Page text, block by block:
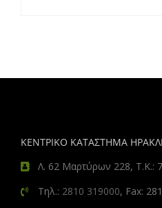
ΚΕΝΤΡΙΚΟ ΚΑΤΑΣΤΗΜΑ
Λ. 62 Μαρτύρων 228, Τ.Κ.:
Τηλ.: 2810 319000, Fax: